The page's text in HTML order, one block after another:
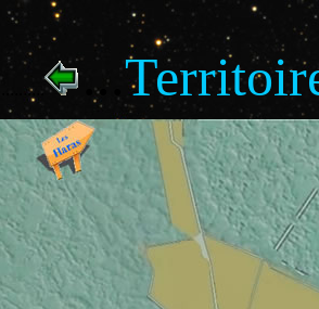
............ ...